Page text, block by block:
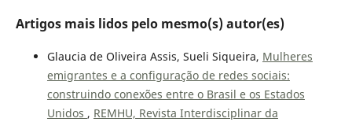
Artigos mais lidos pelo mesmo(s) autor(es)
Glaucia de Oliveira Assis, Sueli Siqueira, Mulheres
emigrantes e a configuração de redes sociais:
construindo conexões entre o Brasil e os Estados
Unidos , REMHU, Revista Interdisciplinar da